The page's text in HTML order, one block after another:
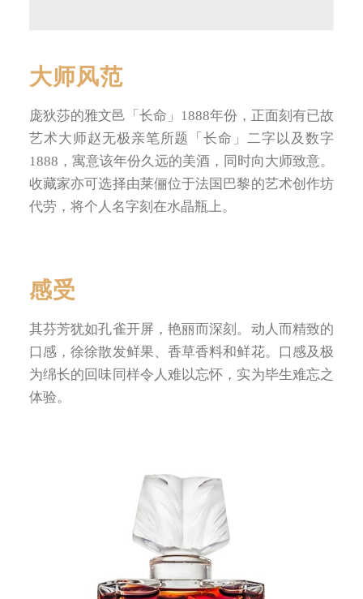
大师风范
庞狄莎的雅文邑「长命」1888年份，正面刻有已故
艺术大师赵无极亲笔所题「长命」二字以及数字
1888，寓意该年份久远的美酒，同时向大师致意。
收藏家亦可选择由莱俪位于法国巴黎的艺术创作坊
代劳，将个人名字刻在水晶瓶上。
感受
其芬芳犹如孔雀开屏，艳丽而深刻。动人而精致的
口感，徐徐散发鲜果、香草香料和鲜花。口感及极
为绵长的回味同样令人难以忘怀，实为毕生难忘之
体验。